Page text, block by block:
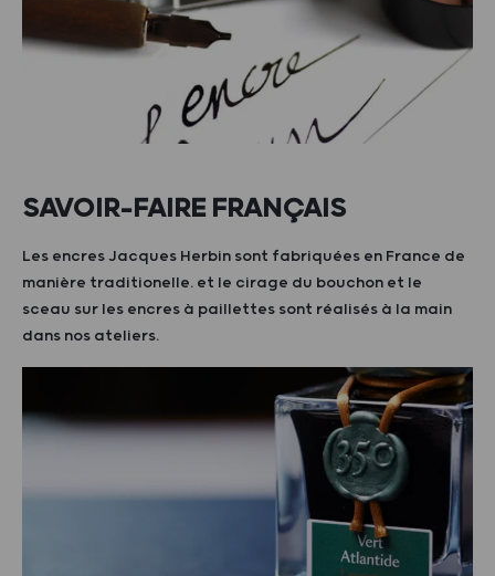
SAVOIR-FAIRE FRANÇAIS
Les encres Jacques Herbin sont fabriquées en France de
manière traditionelle. et le cirage du bouchon et le
sceau sur les encres à paillettes sont réalisés à la main
dans nos ateliers.